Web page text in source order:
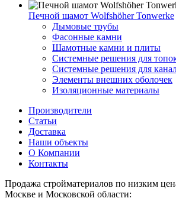
Печной шамот Wolfshöher Tonwerke
Дымовые трубы
Фасонные камни
Шамотные камни и плиты
Системные решения для
Системные решения для
Элементы внешних оболочек
Изоляционные материалы
Производители
Статьи
Доставка
Наши объекты
О Компании
Контакты
Продажа стройматериалов по низким
Москве и Московской области: